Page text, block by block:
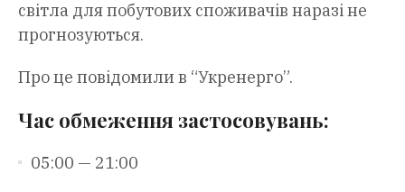
світла для побутових споживачів наразі не
прогнозуються.
Про це повідомили в “Укренерго”.
Час обмеження застосовувань:
05:00 — 21:00